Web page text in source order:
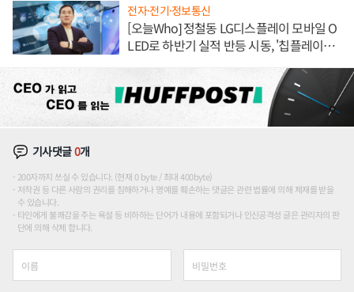
전자·전기·정보통신
[오늘Who] 정철동 LG디스플레이 모바일 O
LED로 하반기 실적 반등 시동, '칩플레이
기사댓글0개
200자까지 쓰실 수 있습니다. (현재 0 byte / 최대 400byte)
저작권 등 다른 사람의 권리를 침해하거나 명예를 훼손하는 댓글은 관련 법률에 의해 제재를 받을
수 있습니다.
타인에게 불쾌감을 주는 욕설 등 비하하는 단어가 내용에 포함되거나 인신공격성 글은 관리자의 판
단에 의해 삭제 합니다.